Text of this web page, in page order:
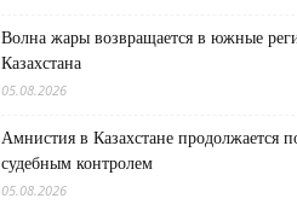
Волна жары возвращается в южные
Казахстана
05.08.2026
Амнистия в Казахстане продолжается
судебным контролем
05.08.2026